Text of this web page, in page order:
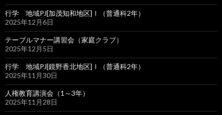
行学 地域PJ[加茂知和地区]Ⅰ（普通科2年）
2025年12月6日
テーブルマナー講習会（家庭クラブ）
2025年12月5日
行学 地域PJ[鏡野香北地区]Ⅰ（普通科2年）
2025年11月30日
人権教育講演会（1～3年）
2025年11月28日